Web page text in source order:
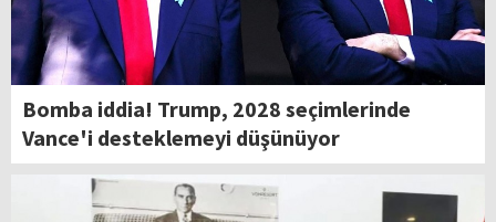
Bomba iddia! Trump, 2028 seçimlerinde
Vance'i desteklemeyi düşünüyor